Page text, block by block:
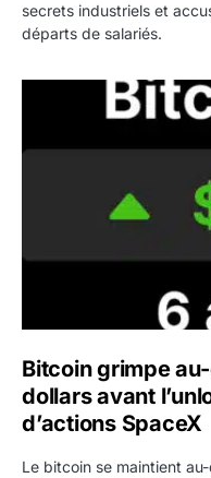
secrets industriels et
départs de salariés.
Bitcoin grimpe au-
Bitcoin grimpe
dollars avant
d’actions SpaceX
Le bitcoin se maintient